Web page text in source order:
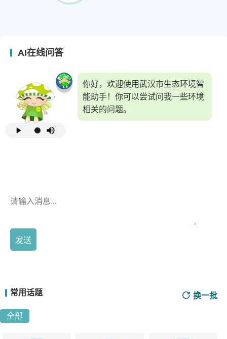
AI在线问答
你好，欢迎使用武汉市生态环境智
能助手！你可以尝试问我一些环境
相关的问题。
发送
常用话题 换一批
全部